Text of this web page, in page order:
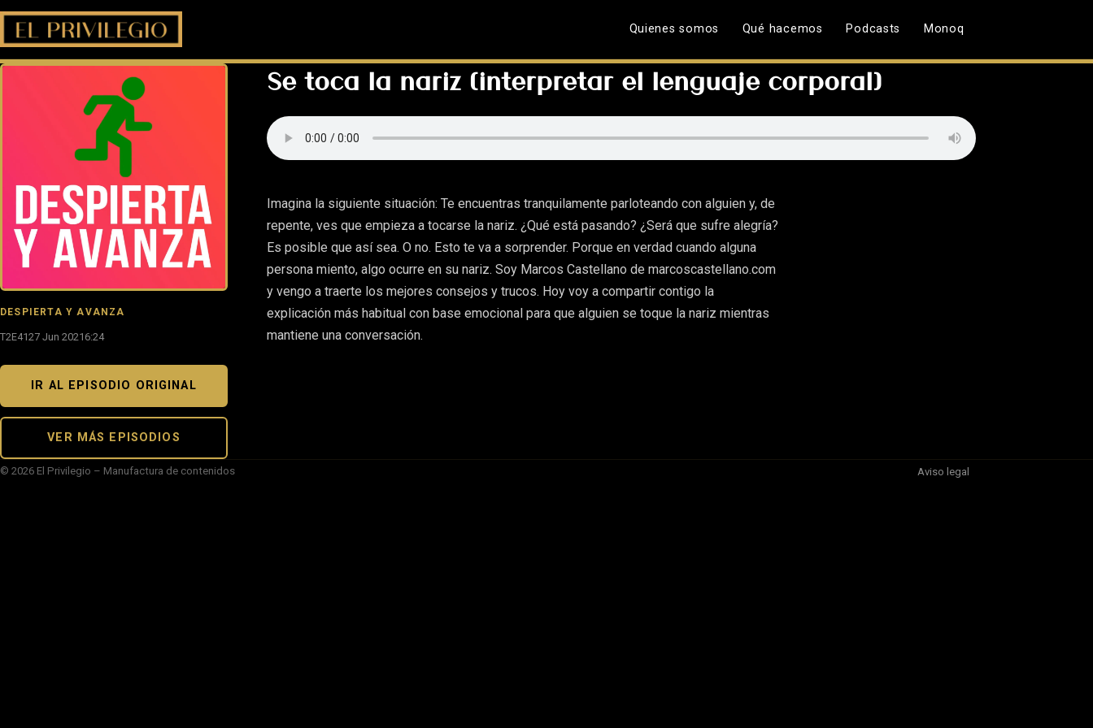
Quienes somos Qué hacemos Podcasts Monoq
DESPIERTA Y AVANZA
T2E4127 Jun 2021 6:24
IR AL EPISODIO ORIGINAL
VER MÁS EPISODIOS
Se toca la nariz (interpretar el lenguaje corporal)
Imagina la siguiente situación: Te encuentras tranquilamente parloteando con alguien y, de
repente, ves que empieza a tocarse la nariz. ¿Qué está pasando? ¿Será que sufre alegría?
Es posible que así sea. O no. Esto te va a sorprender. Porque en verdad cuando alguna
persona miento, algo ocurre en su nariz. Soy Marcos Castellano de marcoscastellano.com
y vengo a traerte los mejores consejos y trucos. Hoy voy a compartir contigo la
explicación más habitual con base emocional para que alguien se toque la nariz mientras
mantiene una conversación.
© 2026 El Privilegio – Manufactura de contenidos Aviso legal